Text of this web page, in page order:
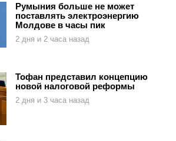
Румыния больше не может
поставлять электроэнергию
Молдове в часы пик
2 дня и 2 часа назад
Тофан представил концепцию
новой налоговой реформы
2 дня и 3 часа назад